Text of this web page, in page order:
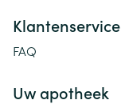
Klantenservice
FAQ
Uw apotheek